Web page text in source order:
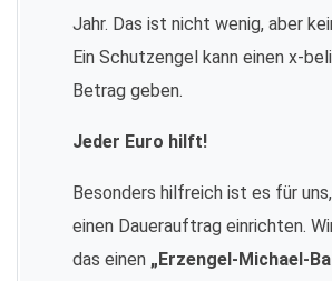
Jahr. Das ist nicht wenig, aber
Ein Schutzengel kann einen x-
Betrag geben.
Jeder Euro hilft!
Besonders hilfreich ist es für
einen Dauerauftrag einrichten.
das einen „Erzengel-Michael-